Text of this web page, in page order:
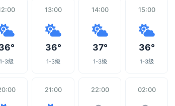
1-3级
13:00
36°
1-3级
14:00
37°
1-3级
15:00
36°
1-3级
21:00 22:00 02:00